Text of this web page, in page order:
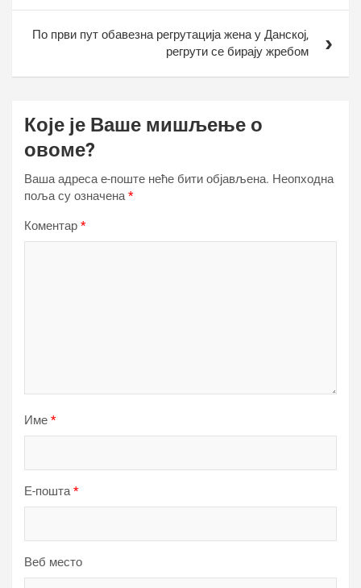
По први пут обавезна регрутација жена у Данској,
регрути се бирају жребом
Које је Ваше мишљење о
овоме?
Ваша адреса е-поште неће бити објављена. Неопходна
поља су означена*
Коментар *
Име *
Е-пошта*
Веб место